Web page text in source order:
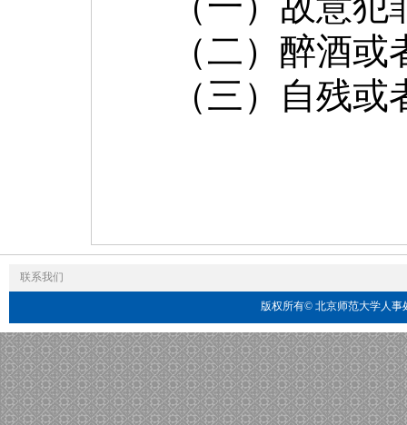
（二）醉酒
（三）自残
联系我们
版权所有© 北京师范大学人